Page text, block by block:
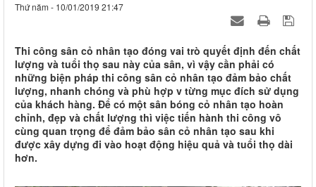
Thứ năm - 10/01/2019 21:47
Thi công sân cỏ nhân tạo đóng vai trò quyết định đến chất
lượng và tuổi thọ sau này của sân, vì vậy cần phải có
những biện pháp thi công sân cỏ nhân tạo đảm bảo chất
lượng, nhanh chóng và phù hợp v từng mục đích sử dụng
của khách hàng. Để có một sân bóng cỏ nhân tạo hoàn
chỉnh, đẹp và chất lượng thì việc tiến hành thi công vô
cùng quan trọng để đảm bảo sân cỏ nhân tạo sau khi
được xây dựng đi vào hoạt động hiệu quả và tuổi thọ dài
hơn.